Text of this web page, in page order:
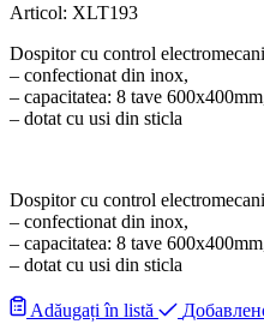
Articol: XLT193
Dospitor cu control
– confectionat din inox,
– capacitatea: 8 tave
– dotat cu usi din sticla
Dospitor cu control
– confectionat din inox,
– capacitatea: 8 tave
– dotat cu usi din sticla
Adăugați în listă